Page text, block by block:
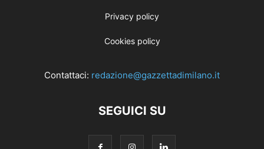
Privacy policy
Cookies policy
Contattaci: redazione@gazzettadimilano.it
SEGUICI SU